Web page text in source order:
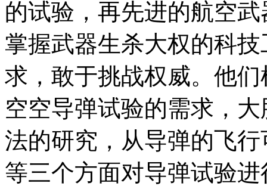
的试验，再先进的航空
掌握武器生杀大权的科
求，敢于挑战权威。他
空空导弹试验的需求，
法的研究，从导弹的飞
等三个方面对导弹试验